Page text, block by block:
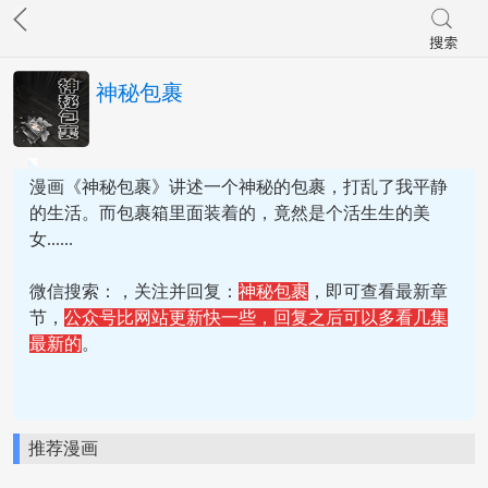
神秘包裹
漫画《神秘包裹》讲述一个神秘的包裹，打乱了我平静
的生活。而包裹箱里面装着的，竟然是个活生生的美
女......
微信搜索： ，关注并回复： 神秘包裹 ，即可查看最新章
节， 公众号比网站更新快一些，回复之后可以多看几集
最新的。
推荐漫画